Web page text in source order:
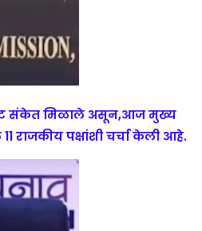
संकेत मिळाले असून,आज मुख्य
राजकीय पक्षांशी चर्चा केली आहे.